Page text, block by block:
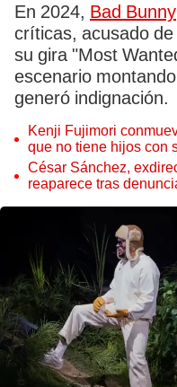
En 2024, Bad Bunny
críticas, acusado de
su gira "Most
escenario
generó indignación.
Kenji Fujimori
que no tiene hijos con
proceso judicial"
César Sánchez,
reaparece tras